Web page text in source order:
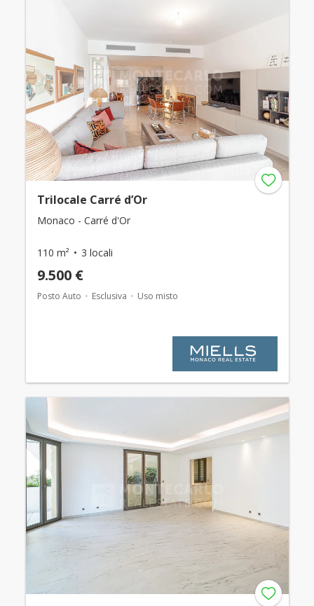
Trilocale Carré d’Or
Monaco - Carré d'Or
110 m² 3 locali
9.500 €
Posto Auto Esclusiva Uso misto